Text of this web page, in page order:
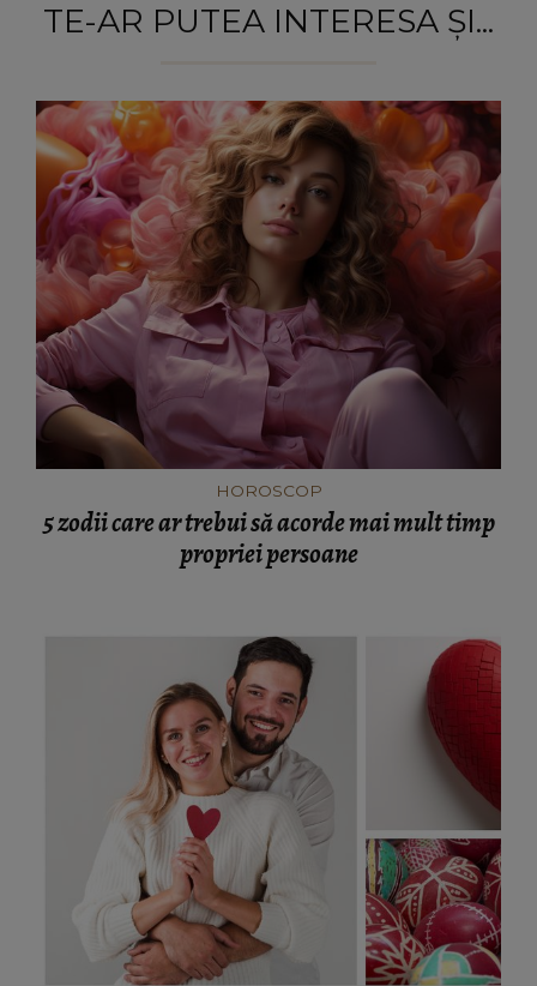
TE-AR PUTEA INTERESA ȘI...
HOROSCOP
5 zodii care ar trebui să acorde mai mult timp
propriei persoane